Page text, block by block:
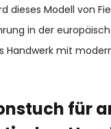
dieses Modell von
in der
Handwerk mit
für